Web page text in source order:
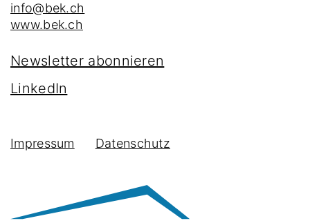
info@bek.ch
www.bek.ch
Newsletter abonnieren
LinkedIn
Impressum Datenschutz